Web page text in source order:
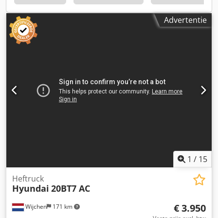
0 gebreken ℹ️ 0 uitgaven ⚠️ 📌 Opmerking van de
inspecteur: 📄 Wilt u de volledige inspectie, extra foto's of
een video bekijken? Tip: Het referentienummer "41078
Equippo" wordt vaak gebruikt bij het online zoeken naar
meer informatie. 💡 Waarom deze machine en onze service
andere machines? Wij bieden handige hulpmiddelen en
bronnen voor alle eigenaren en gebruikers van machines –
Advertentie
1 / 15
Wijchen 171 km
Heftruck
Hyundai 20BT7 AC
€ 3.950